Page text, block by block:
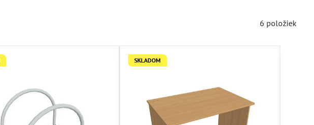
6 položiek
SKLADOM